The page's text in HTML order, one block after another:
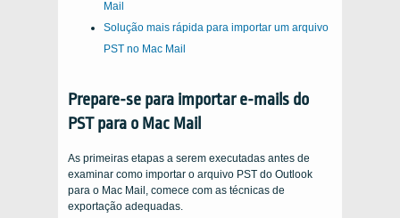
Mail
Solução mais rápida para importar um arquivo
PST no Mac Mail
Prepare-se para importar e-mails do
PST para o Mac Mail
As primeiras etapas a serem executadas antes de
examinar como importar o arquivo PST do Outlook
para o Mac Mail, comece com as técnicas de
exportação adequadas.